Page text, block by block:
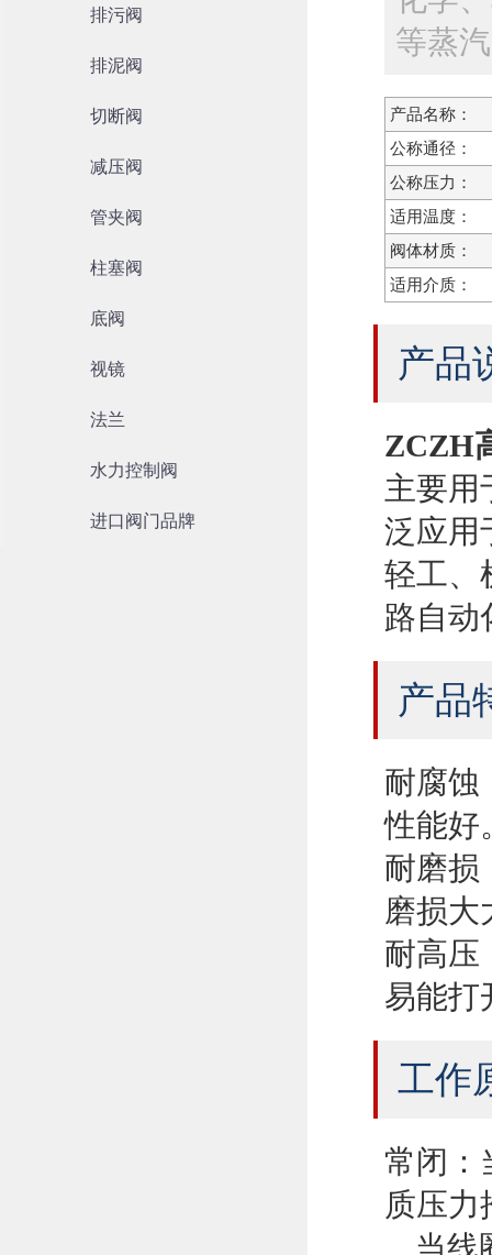
排污阀
排泥阀
切断阀
减压阀
管夹阀
柱塞阀
底阀
视镜
法兰
水力控制阀
进口阀门品牌
等蒸
产品名称：
公称通径：
公称压力：
适用温度：
阀体材质：
适用介质：
产品
ZCZH
主要用
泛应用
轻工、
路自动
产品
耐腐蚀
性能好
耐磨损
磨损大
耐高压
易能打
工作
常闭：
质压力
当线